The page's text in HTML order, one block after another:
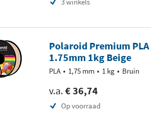
Polaroid Premium PLA
1.75mm 1kg Beige
PLA 1,75 mm 1 kg Bruin
v.a. € 36,74
Op voorraad